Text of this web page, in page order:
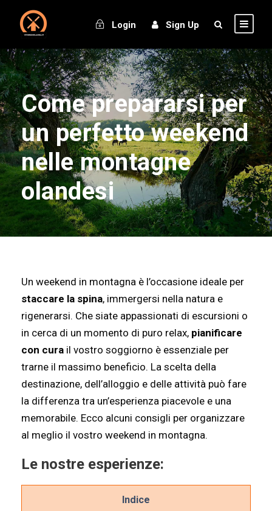
Login Sign Up
Come prepararsi per
un perfetto weekend
nelle montagne
olandesi
Un weekend in montagna è l’occasione ideale per
staccare la spina, immergersi nella natura e
rigenerarsi. Che siate appassionati di escursioni o
in cerca di un momento di puro relax, pianificare
con cura il vostro soggiorno è essenziale per
trarne il massimo beneficio. La scelta della
destinazione, dell’alloggio e delle attività può fare
la differenza tra un’esperienza piacevole e una
memorabile. Ecco alcuni consigli per organizzare
al meglio il vostro weekend in montagna.
Le nostre esperienze:
Indice